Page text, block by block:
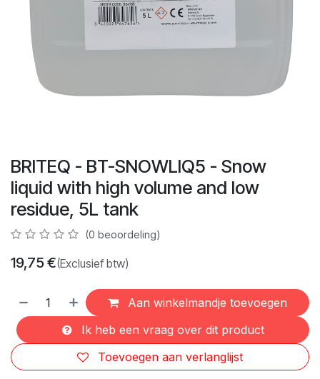
BRITEQ - BT-SNOWLIQ5 - Snow
liquid with high volume and low
residue, 5L tank
(0 beoordeling)
19,75 €(Exclusief btw)
Aan winkelmandje toevoegen
Ik heb een vraag over dit product
Toevoegen aan verlanglijst